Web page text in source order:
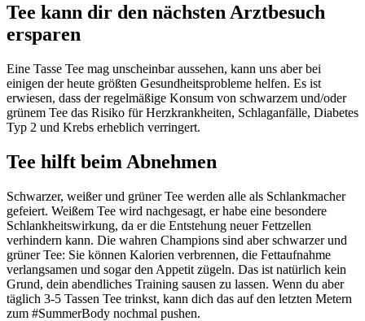
Tee kann dir den nächsten Arztbesuch
ersparen
Eine Tasse Tee mag unscheinbar aussehen, kann uns aber bei
einigen der heute größten Gesundheitsprobleme helfen. Es ist
erwiesen, dass der regelmäßige Konsum von schwarzem und/oder
grünem Tee das Risiko für Herzkrankheiten, Schlaganfälle, Diabetes
Typ 2 und Krebs erheblich verringert.
Tee hilft beim Abnehmen
Schwarzer, weißer und grüner Tee werden alle als Schlankmacher
gefeiert. Weißem Tee wird nachgesagt, er habe eine besondere
Schlankheitswirkung, da er die Entstehung neuer Fettzellen
verhindern kann. Die wahren Champions sind aber schwarzer und
grüner Tee: Sie können Kalorien verbrennen, die Fettaufnahme
verlangsamen und sogar den Appetit zügeln. Das ist natürlich kein
Grund, dein abendliches Training sausen zu lassen. Wenn du aber
täglich 3-5 Tassen Tee trinkst, kann dich das auf den letzten Metern
zum #SummerBody nochmal pushen.